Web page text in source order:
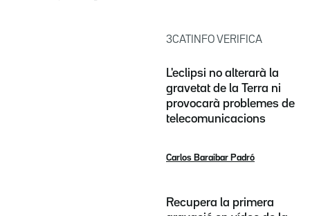
3CATINFO VERIFICA
L'eclipsi no alterarà la
gravetat de la Terra ni
provocarà problemes de
telecomunicacions
Carlos Baraibar Padró
Recupera la primera